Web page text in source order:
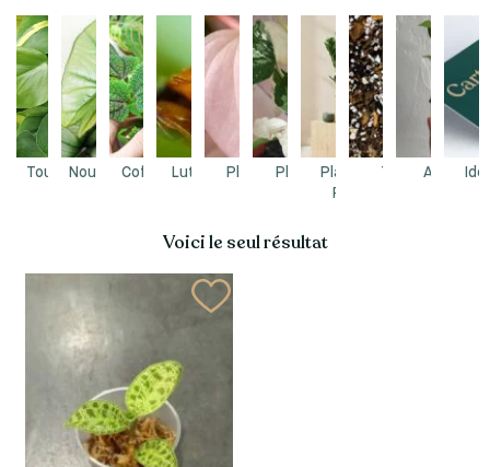
Tous les produits
Nouvelles plantes
Coffrets & Pack
Lutte biologique
Plantes roses
Plantes raresPlantes Direct
Producteur
Terreaux &
Voici le seul résultat